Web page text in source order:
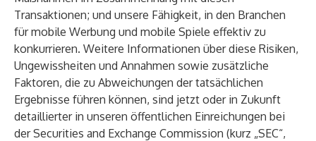
Transaktionen; und unsere Fähigkeit, in den Branchen
für mobile Werbung und mobile Spiele effektiv zu
konkurrieren. Weitere Informationen über diese Risiken,
Ungewissheiten und Annahmen sowie zusätzliche
Faktoren, die zu Abweichungen der tatsächlichen
Ergebnisse führen können, sind jetzt oder in Zukunft
detaillierter in unseren öffentlichen Einreichungen bei
der Securities and Exchange Commission (kurz „SEC“,